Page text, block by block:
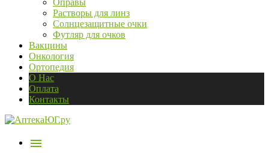
Оправы
Растворы для линз
Солнцезащитные очки
Футляр для очков
Вакцины
Онкология
Ортопедия
О Нас
Оплата
Контакты